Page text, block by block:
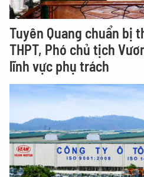
Tuyên Quang chuẩn bị
THPT, Phó chủ tịch
lĩnh vực phụ trách